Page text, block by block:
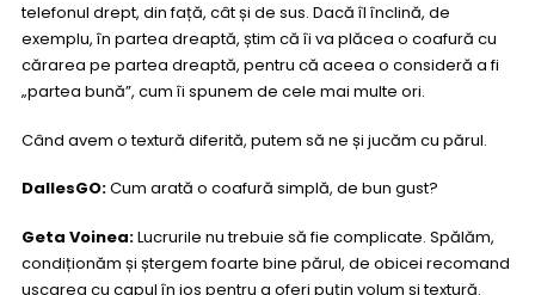
telefonul drept, din față, cât și de sus. Dacă îl înclină, de
exemplu, în partea dreaptă, știm că îi va plăcea o coafură cu
cărarea pe partea dreaptă, pentru că aceea o consideră a fi
„partea bună”, cum îi spunem de cele mai multe ori.
Când avem o textură diferită, putem să ne și jucăm cu părul.
DallesGO:Cum arată o coafură simplă, de bun gust?
Geta Voinea:Lucrurile nu trebuie să fie complicate. Spălăm,
condiționăm și ștergem foarte bine părul, de obicei recomand
uscarea cu capul în jos pentru a oferi puțin volum și textură.